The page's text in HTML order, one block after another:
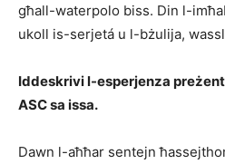
għall-waterpolo biss. Din l-
ukoll is-serjetá u l-bżulija,
Iddeskrivi l-esperjenza
ASC sa issa.
Dawn l-aħħar sentejn